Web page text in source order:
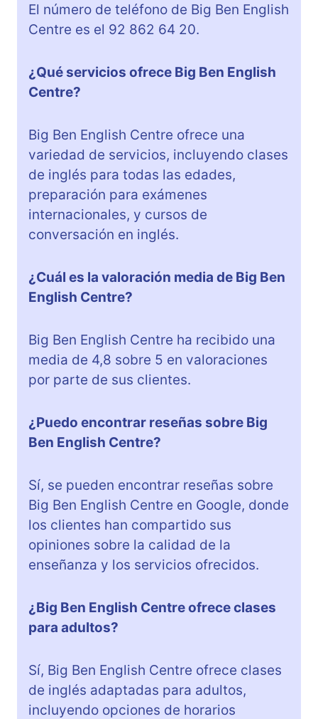
El número de teléfono de Big Ben English
Centre es el 92 862 64 20.
¿Qué servicios ofrece Big Ben English
Centre?
Big Ben English Centre ofrece una
variedad de servicios, incluyendo clases
de inglés para todas las edades,
preparación para exámenes
internacionales, y cursos de
conversación en inglés.
¿Cuál es la valoración media de Big Ben
English Centre?
Big Ben English Centre ha recibido una
media de 4,8 sobre 5 en valoraciones
por parte de sus clientes.
¿Puedo encontrar reseñas sobre Big
Ben English Centre?
Sí, se pueden encontrar reseñas sobre
Big Ben English Centre en Google, donde
los clientes han compartido sus
opiniones sobre la calidad de la
enseñanza y los servicios ofrecidos.
¿Big Ben English Centre ofrece clases
para adultos?
Sí, Big Ben English Centre ofrece clases
de inglés adaptadas para adultos,
incluyendo opciones de horarios